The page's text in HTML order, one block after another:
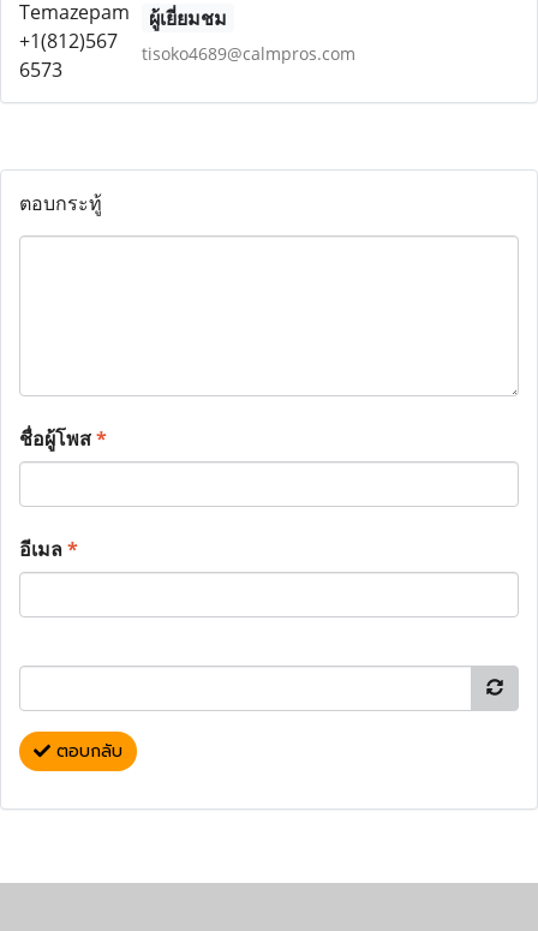
ผู้เยี่ยมชม
tisoko4689@calmpros.com
ตอบกระทู้
ชื่อผู้โพส*
อีเมล*
ตอบกลับ